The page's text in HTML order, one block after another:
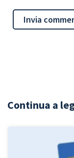
Continua a